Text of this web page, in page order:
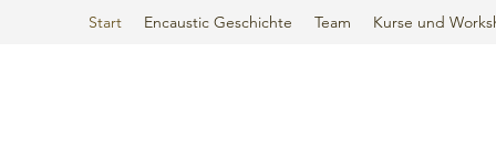
Start Encaustic Geschichte Team Kurse und